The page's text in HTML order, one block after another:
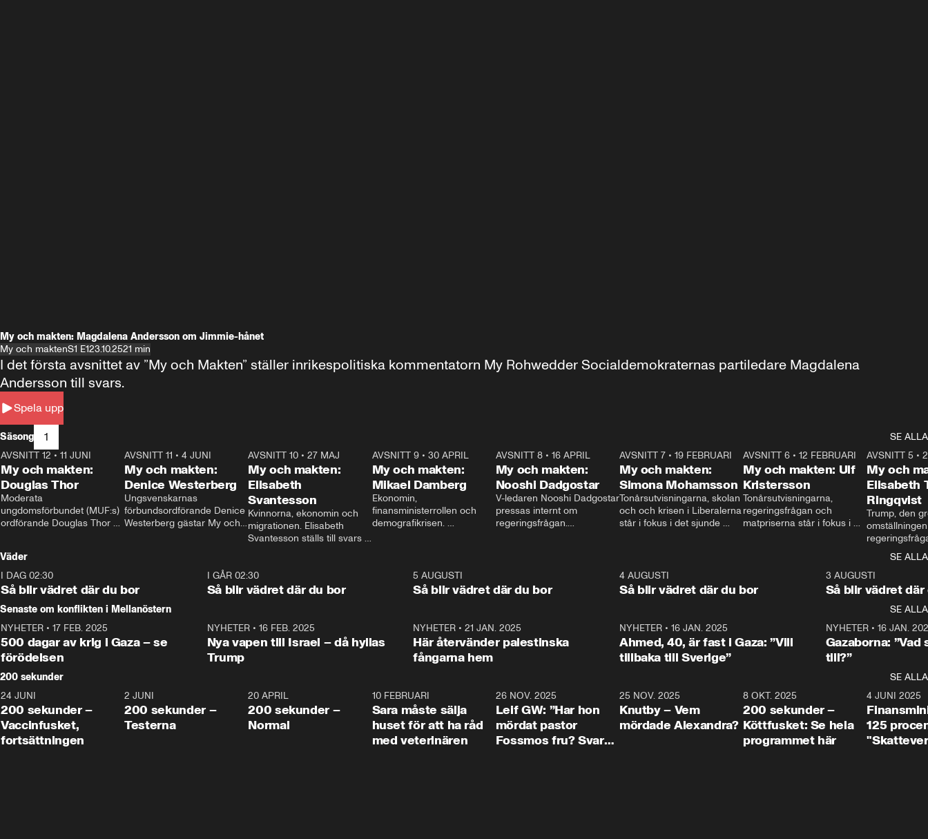
My och makten: Magdalena Andersson om Jimmie-hånet
My och maktenS1 E123.10.2521 min
Spela upp
I det första avsnittet av ”My och Makten” ställer inrikespolitiska kommentatorn My Rohwedder Socialdemokraternas partiledare Magdalena
Andersson till svars.
Säsong 1
SE ALLA
26:27
AVSNITT 12 • 11 JUNI
My och makten:
Douglas Thor
Moderata
ungdomsförbundet (MUF:s)
ordförande Douglas Thor
tonårsutvisningarna och hur
Moderaterna ska locka
väljare till valet i höst.
23:40
AVSNITT 11 •4 JUNI
My och makten:
Denice Westerberg
Ungsvenskarnas
förbundsordförande Denice
Westerberg gästar My och
AVSNITT 10 •27 MAJ
My och makten:
Elisabeth
Svantesson
Kvinnorna, ekonomin och
migrationen. Elisabeth
Svantesson ställs till svars
AVSNITT 9• 30 APRIL
My och makten:
Mikael Damberg
Ekonomin,
finansministerrollen och
demografikrisen.
och Makten.
AVSNITT 8• 16 APRIL
My och makten:
Nooshi Dadgostar
V-ledaren Nooshi Dadgostar
pressas internt om
regeringsfrågan.
– Vi ställer upp i val. Ska vi
vara med så sitter vi förstås
24:30
AVSNITT 7• 19 FEBRUARI
My och makten:
Simona Mohamsson
Tonårsutvisningarna, skolan
och och krisen i Liberalerna
står i fokus i det sjunde
kommentator My
Rohwedder ställer
utbildnings- och
Mohamsson till svars.
27:30
AVSNITT 6 •12 FEBRUARI
My och makten: Ulf
Kristersson
Tonårsutvisningarna,
regeringsfrågan och
matpriserna står i fokus i
Rohwedder ställer
statsminister Ulf Kristersson
AVSNITT 5 •
My och
Elisabeth
Ringqvist
Trump, den
centrum i
avsnittet av
Makten”. Se
Aftonbladets
Rohwedder
Thand Ring
Väder
SE ALLA
I DAG 02:30
Så blir vädret där du bor
1:06
I GÅR 02:30
Så blir vädret där du bor
5 AUGUSTI
Så blir vädret där du bor
4 AUGUSTI
Så blir vädret där du bor
3 AUGUSTI
Så blir vädret där
Senaste om konflikten i Mellanöstern
SE ALLA
NYHETER • 17 FEB. 2025
500 dagar av krig i Gaza – se
förödelsen
NYHETER• 16 FEB. 2025
Nya vapen till Israel – då hyllas
Trump
NYHETER •21 JAN. 2025
Här återvänder palestinska
fångarna hem
NYHETER• 16 JAN. 2025
Ahmed, 40, är fast i Gaza: ”Vill
tillbaka till Sverige”
NYHETER• 16 JAN.
Gazaborna:
till?”
200 sekunder
SE ALLA
5:00
24 JUNI
200 sekunder –
Vaccinfusket,
fortsättningen
4:23
2 JUNI
200 sekunder –
Testerna
20 APRIL
200 sekunder –
Normal
10 FEBRUARI
Sara måste sälja
huset för att ha råd
med veterinären
26 NOV. 2025
Leif GW: ”Har hon
mördat pastor
Fossmos fru? Svar
31:05
25 NOV. 2025
Knutby – Vem
mördade Alexandra?
4:29
8 OKT. 2025
200 sekunder –
Köttfusket: Se hela
programmet här
4 JUNI 2025
125